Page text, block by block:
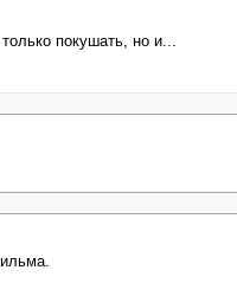
покушать, но и...